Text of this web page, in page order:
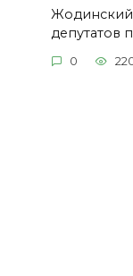
Жодинский
депутатов
0